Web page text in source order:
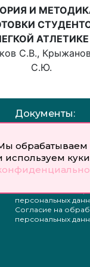
обрабатываем
используем
И
АТЛЕТИКЕ
С.В.,
С.Ю.
Документы:
персональных
Пользовательское
соглашение
Политика
Положение о
персональных
Согласие на
персональных